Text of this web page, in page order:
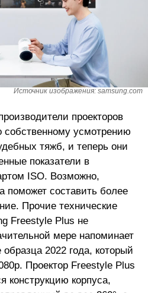
Источник изображения: samsung.com
проекторов
собственному усмотрению
тяжб, и теперь они
показатели в
ISO. Возможно,
поможет составить более
Прочие технические
Freestyle Plus не
мере напоминает
2022 года, который
Проектор Freestyle Plus
корпуса,